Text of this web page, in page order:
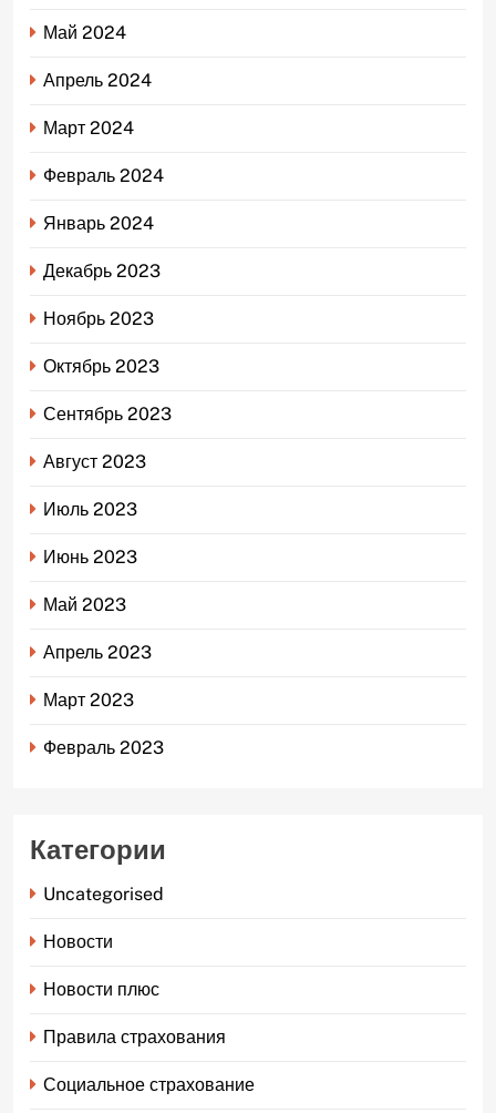
Май 2024
Апрель 2024
Март 2024
Февраль 2024
Январь 2024
Декабрь 2023
Ноябрь 2023
Октябрь 2023
Сентябрь 2023
Август 2023
Июль 2023
Июнь 2023
Май 2023
Апрель 2023
Март 2023
Февраль 2023
Категории
Uncategorised
Новости
Новости плюс
Правила страхования
Социальное страхование